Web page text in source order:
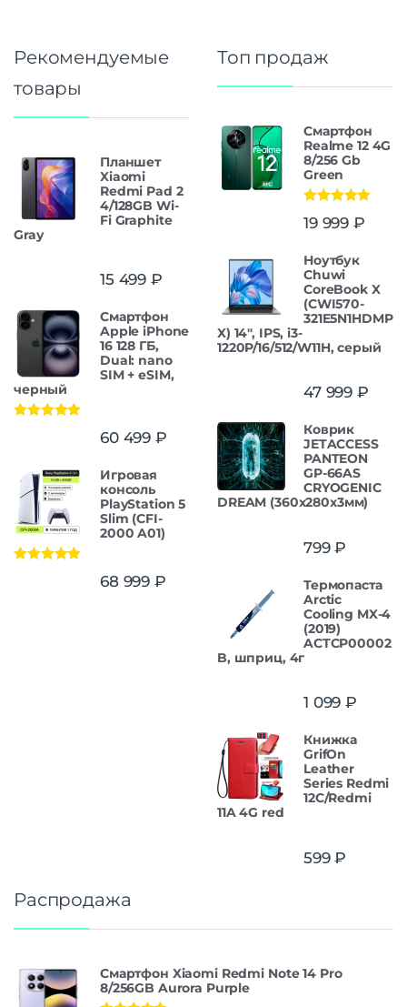
Рекомендуемые
товары
Планшет
Xiaomi
Redmi Pad 2
4/128GB Wi-
Fi Graphite
Gray
15 499 ₽
Смартфон
Apple iPhone
16 128 ГБ,
Dual: nano
SIM + eSIM,
черный
60 499 ₽
Игровая
консоль
PlayStation 5
Slim (CFI-
2000 A01)
68 999 ₽
Топ продаж
Смартфон
Realme 12 4G
8/256 Gb
Green
из 5
19 999 ₽
Ноутбук
Chuwi
CoreBook X
(CWI570-
321E5N1HDMP
X) 14", IPS, i3-
1220P/16/512/W11H, серый
47 999 ₽
Коврик
JETACCESS
PANTEON
GP-66AS
CRYOGENIC
DREAM (360x280x3мм)
799₽
Термопаста
Arctic
Cooling MX-4
(2019)
ACTCP00002
B, шприц, 4г
1 099 ₽
Книжка
GrifOn
Leather
Series Redmi
12C/Redmi
11A 4G red
599₽
Распродажа
Смартфон Xiaomi Redmi Note 14 Pro
8/256GB Aurora Purple